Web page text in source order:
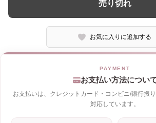
売り切れ
お気に入りに追加する
お支払い方法につい
お支払いは、クレジットカード・コンビニ/銀行振
対応しています。